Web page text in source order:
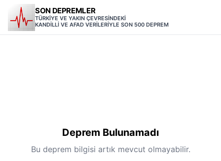
SON DEPREMLER
TÜRKİYE VE YAKIN ÇEVRESİNDEKİ
KANDİLLİ VE AFAD VERİLERİYLE SON 500 DEPREM
Deprem Bulunamadı
Bu deprem bilgisi artık mevcut olmayabilir.